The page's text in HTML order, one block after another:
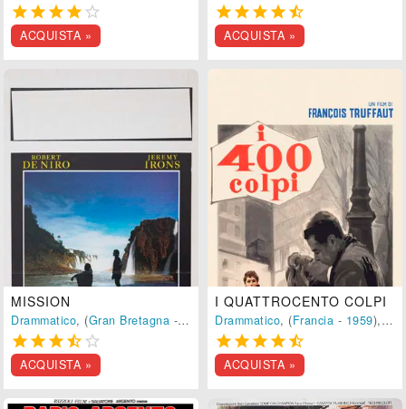
    
ACQUISTA »
    
ACQUISTA »
MISSION
Drammatico, (Gran Bretagna - 1986 ), 125 min.
    
ACQUISTA »
I QUATTROCENTO COLPI
Drammatico, (Francia - 1959), 93 min.
    
ACQUISTA »